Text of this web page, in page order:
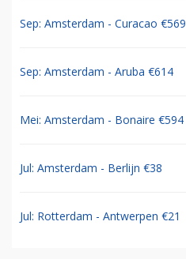
Sep: Amsterdam - Curacao €569
Sep: Amsterdam - Aruba €614
Mei: Amsterdam - Bonaire €594
Jul: Amsterdam - Berlijn €38
Jul: Rotterdam - Antwerpen €21